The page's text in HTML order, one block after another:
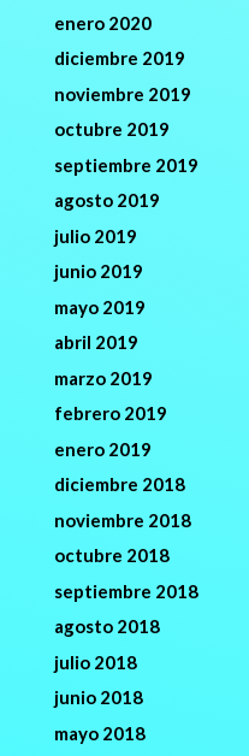
enero 2020
diciembre 2019
noviembre 2019
octubre 2019
septiembre 2019
agosto 2019
julio 2019
junio 2019
mayo 2019
abril 2019
marzo 2019
febrero 2019
enero 2019
diciembre 2018
noviembre 2018
octubre 2018
septiembre 2018
agosto 2018
julio 2018
junio 2018
mayo 2018